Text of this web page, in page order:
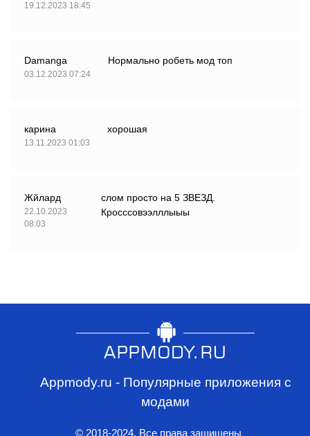
19.12.2023 18:45
Damanga
03.12.2023 07:24
Нормально робеть мод топ
карина
13.11.2023 01:03
хорошая
Жйлард
22.10.2023
08:03
слом просто на 5 ЗВЕЗД.
Кросссовээлллыыы
Appmody.ru - Популярные приложения с
модами
© 2018-2024. Все права защищены